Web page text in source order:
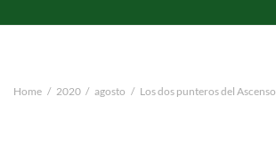
Home 2020 agosto Los dos punteros del Ascenso